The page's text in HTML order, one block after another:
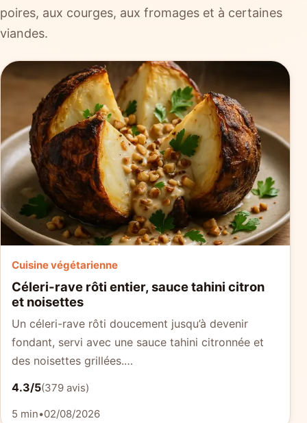
poires, aux courges, aux fromages et à certaines
viandes.
Cuisine végétarienne
Céleri-rave rôti entier, sauce tahini citron
et noisettes
Un céleri-rave rôti doucement jusqu’à devenir
fondant, servi avec une sauce tahini citronnée et
des noisettes grillées.…
4.3/5(379 avis)
5 min•02/08/2026